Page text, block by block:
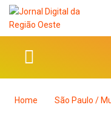
Home São Paulo /